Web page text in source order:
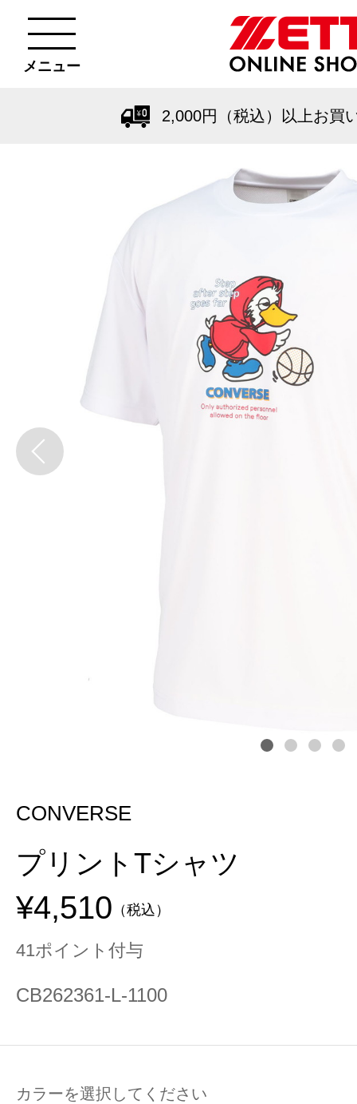
メニュー
2,000円（税込）以上お買
CONVERSE
プリントTシャツ
¥4,510 （税込）
41ポイント付与
CB262361-L-1100
カラーを選択してください